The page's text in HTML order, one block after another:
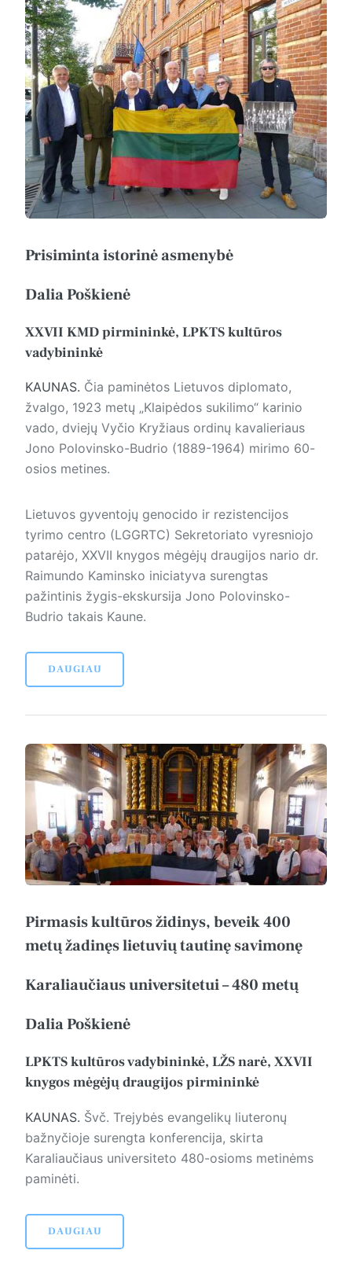
Prisiminta istorinė asmenybė
Dalia Poškienė
XXVII KMD pirmininkė, LPKTS kultūros
vadybininkė
KAUNAS. Čia paminėtos Lietuvos diplomato,
žvalgo, 1923 metų „Klaipėdos sukilimo“ karinio
vado, dviejų Vyčio Kryžiaus ordinų kavalieriaus
Jono Polovinsko-Budrio (1889-1964) mirimo 60-
osios metines.
Lietuvos gyventojų genocido ir rezistencijos
tyrimo centro (LGGRTC) Sekretoriato vyresniojo
patarėjo, XXVII knygos mėgėjų draugijos nario dr.
Raimundo Kaminsko iniciatyva surengtas
pažintinis žygis-ekskursija Jono Polovinsko-
Budrio takais Kaune.
DAUGIAU
Pirmasis kultūros židinys, beveik 400
metų žadinęs lietuvių tautinę savimonę
Karaliaučiaus universitetui – 480 metų
Dalia Poškienė
LPKTS kultūros vadybininkė, LŽS narė, XXVII
knygos mėgėjų draugijos pirmininkė
KAUNAS. Švč. Trejybės evangelikų liuteronų
bažnyčioje surengta konferencija, skirta
Karaliaučiaus universiteto 480-osioms metinėms
paminėti.
DAUGIAU